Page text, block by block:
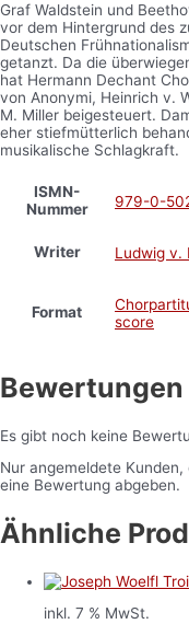
Graf Waldstein und
vor dem Hintergrund des
Deutschen
getanzt. Da die
hat Hermann Dechant
von Anonymi, Heinrich v.
M. Miller beigesteuert.
eher stiefmütterlich
musikalische Schlagkraft.
ISMN-
Nummer
979-0-
Writer Ludwig v.
Format
score
Bewertungen
Es gibt noch keine
Nur angemeldete
eine Bewertung abgeben.
Ähnliche
inkl. 7 % MwSt.